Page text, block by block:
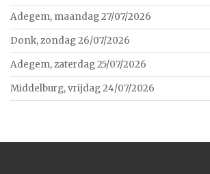
Adegem, maandag 27/07/2026
Donk, zondag 26/07/2026
Adegem, zaterdag 25/07/2026
Middelburg, vrijdag 24/07/2026